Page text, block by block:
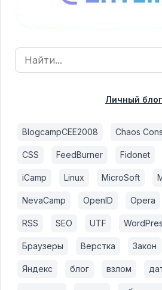
Личный блог
BlogcampCEE2008 Chaos
CSS FeedBurner Fidonet
iCamp Linux MicroSoft
NevaCamp OpenID Opera
RSS SEO UTF
Браузеры Верстка Закон
Яндекс блог взлом